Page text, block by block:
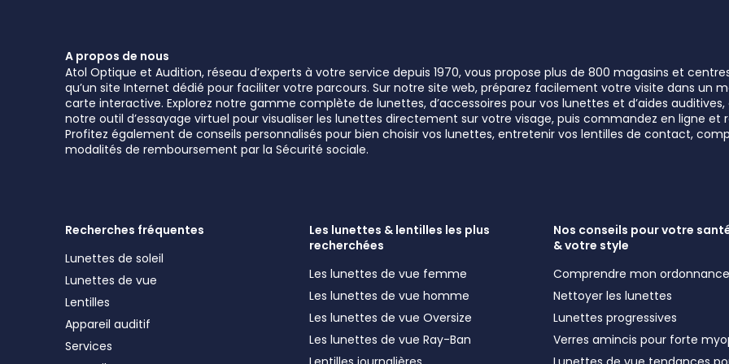
A propos de nous
Atol Optique et Audition, réseau d’experts à votre service depuis 1970, vous propose plus de 800 magasins et
qu’un site Internet dédié pour faciliter votre parcours. Sur notre site web, préparez facilement votre visite dans un
carte interactive. Explorez notre gamme complète de lunettes, d’accessoires pour vos lunettes et d’aides
notre outil d’essayage virtuel pour visualiser les lunettes directement sur votre visage, puis commandez en ligne
Profitez également de conseils personnalisés pour bien choisir vos lunettes, entretenir vos lentilles de contact,
modalités de remboursement par la Sécurité sociale.
Recherches fréquentes
Lunettes de soleil
Lunettes de vue
Lentilles
Appareil auditif
Services
Les lunettes & lentilles les plus
recherchées
Les lunettes de vue femme
Les lunettes de vue homme
Les lunettes de vue Oversize
Les lunettes de vue Ray-Ban
Nos conseils pour votre
& votre style
Comprendre mon ordonnance
Nettoyer les lunettes
Lunettes progressives
Verres amincis pour forte